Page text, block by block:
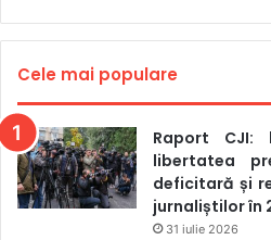
Cele mai populare
Raport CJI:
libertatea
deficitară și
jurnaliștilor în
31 iulie 2026